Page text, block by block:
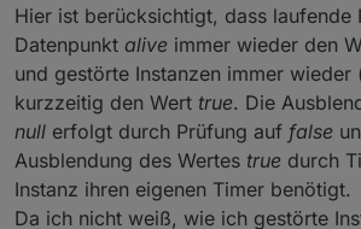
Hier ist berücksichtigt, dass laufende
Datenpunkt alive immer wieder den
und gestörte Instanzen immer wieder
kurzzeitig den Wert true. Die
null erfolgt durch Prüfung auf false
Ausblendung des Wertes true durch
Instanz ihren eigenen Timer benötigt.
Da ich nicht weiß, wie ich gestörte